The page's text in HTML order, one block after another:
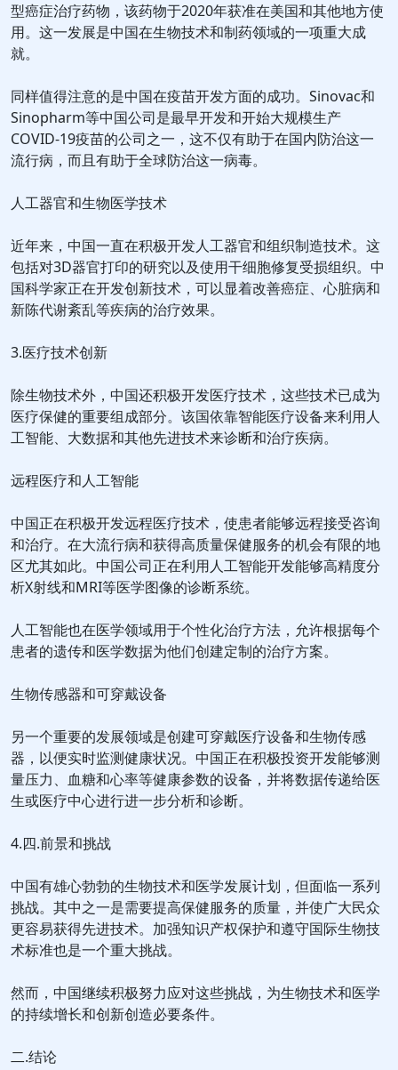
型癌症治疗药物，该药物于2020年获准在美国和其他地方使
用。这一发展是中国在生物技术和制药领域的一项重大成
就。
同样值得注意的是中国在疫苗开发方面的成功。Sinovac和
Sinopharm等中国公司是最早开发和开始大规模生产
COVID-19疫苗的公司之一，这不仅有助于在国内防治这一
流行病，而且有助于全球防治这一病毒。
人工器官和生物医学技术
近年来，中国一直在积极开发人工器官和组织制造技术。这
包括对3D器官打印的研究以及使用干细胞修复受损组织。中
国科学家正在开发创新技术，可以显着改善癌症、心脏病和
新陈代谢紊乱等疾病的治疗效果。
3.医疗技术创新
除生物技术外，中国还积极开发医疗技术，这些技术已成为
医疗保健的重要组成部分。该国依靠智能医疗设备来利用人
工智能、大数据和其他先进技术来诊断和治疗疾病。
远程医疗和人工智能
中国正在积极开发远程医疗技术，使患者能够远程接受咨询
和治疗。在大流行病和获得高质量保健服务的机会有限的地
区尤其如此。中国公司正在利用人工智能开发能够高精度分
析X射线和MRI等医学图像的诊断系统。
人工智能也在医学领域用于个性化治疗方法，允许根据每个
患者的遗传和医学数据为他们创建定制的治疗方案。
生物传感器和可穿戴设备
另一个重要的发展领域是创建可穿戴医疗设备和生物传感
器，以便实时监测健康状况。中国正在积极投资开发能够测
量压力、血糖和心率等健康参数的设备，并将数据传递给医
生或医疗中心进行进一步分析和诊断。
4.四.前景和挑战
中国有雄心勃勃的生物技术和医学发展计划，但面临一系列
挑战。其中之一是需要提高保健服务的质量，并使广大民众
更容易获得先进技术。加强知识产权保护和遵守国际生物技
术标准也是一个重大挑战。
然而，中国继续积极努力应对这些挑战，为生物技术和医学
的持续增长和创新创造必要条件。
二.结论